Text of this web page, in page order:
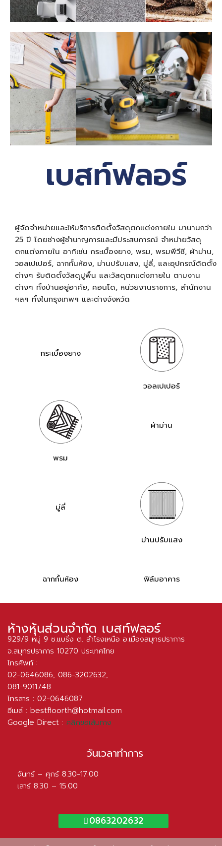
เบสท์ฟลอร์
ผู้จัดจำหน่ายและให้บริการติดตั้งวัสดุตกแต่งภายใน มานานกว่า
25 ปี โดยช่างผู้ชำนาญการและมีประสบการณ์ จำหน่ายวัสดุ
ตกแต่งภายใน อาทิเช่น กระเบื้องยาง, พรม, พรมพีวีซี, ผ้าม่าน,
วอลเปเปอร์, ฉากกั้นห้อง, ม่านปรับแสง, มู่ลี่, และอุปกรณ์ติดตั้ง
ต่างๆ รับติดตั้งวัสดุปูพื้น และวัสดุตกแต่งภายใน ตามงาน
ต่างๆ ทั้งบ้านอยู่อาศัย, คอนโด, หน่วยงานราชการ, สำนักงาน
ฯลฯ ทั้งในกรุงเทพฯ และต่างจังหวัด
กระเบื้องยาง
วอลเปเปอร์
พรม
ผ้าม่าน
มู่ลี่
ม่านปรับแสง
ฉากกั้นห้อง ฟิล์มอาคาร
ห้างหุ้นส่วนจำกัด เบสท์ฟลอร์
929/9 หมู่ 9 ซ.แบริ่ง ต. สำโรงเหนือ อ.เมืองสมุทรปราการ
จ.สมุทรปราการ 10270 ประเทศไทย
โทรศัพท์ :
02-0646086, 086-3202632,
081-9011748
โทรสาร : 02-0646087
อีเมล์ : bestfloorth@hotmail.com
Google Direct : คลิกขอเส้นทาง
วันเวลาทำการ
จันทร์ – ศุกร์ 8.30-17.00
เสาร์ 8.30 – 15.00
0863202632